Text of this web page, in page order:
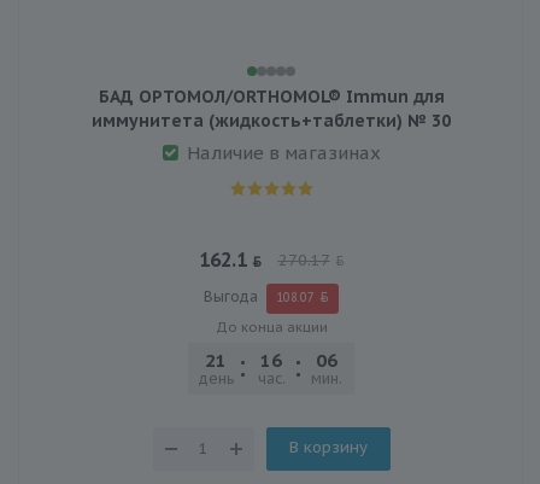
БАД ОРТОМОЛ/ORTHOMOL® Immun для
иммунитета (жидкость+таблетки) № 30
Наличие в магазинах
162.1 270.17
Выгода 108.07
До конца акции
21
день
16
час.
06
мин.
В корзину